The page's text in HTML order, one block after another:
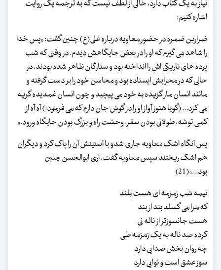
نیاز به یک کتاب دارد، خالی از لطف نیست که به ترجمه یک روایت
اشاره کنیم:
ضراربن ضمره در حضور معاویه درباره علی(ع) چنین گفت: «پس خدا
را شاهد می گیرم که او را در بعض جایگاهش دیدم. در وقتی که شب
پرده های تاریکی اش را انداخته بود و ستارگان ظاهر شده بودند، در
حالی که در محرابش ایستاده بود و محاسن خود را بر دست گرفته و
مانند انسان مار گزیده به خود می پیچید و چون انسان غمدیده گریه
می کرد... (گویا هنوز آواز او را در گوش جان دارم که می فرمود:) آه آه از
کمی توشه، طولانی بودن سفر، وحشت راه و بزرگ بودن جایگاه ورود.»
پس آنگاه اشک معاویه جاری شدو با آستینش آن را پاک کرد و دیگران
هم اشک ریختند سپس معاویه گفت، آری ابوالحسن چنین
بود...»(21)
نیمه شب زمزمه ای هست بلند
که مرا می گسلد بند از بند
هست جانسوزتر از ناله نی
کرده صد ناله به یک زمزمه طی
چه روان بخش صدایی دارد
سوز عشق است و نوایی دارد